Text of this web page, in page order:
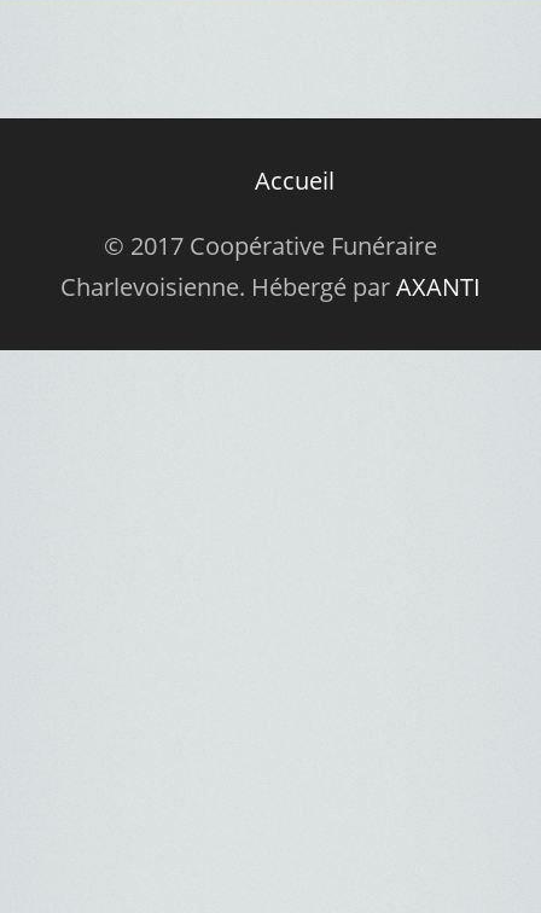
Accueil
© 2017 Coopérative Funéraire
Charlevoisienne. Hébergé parAXANTI